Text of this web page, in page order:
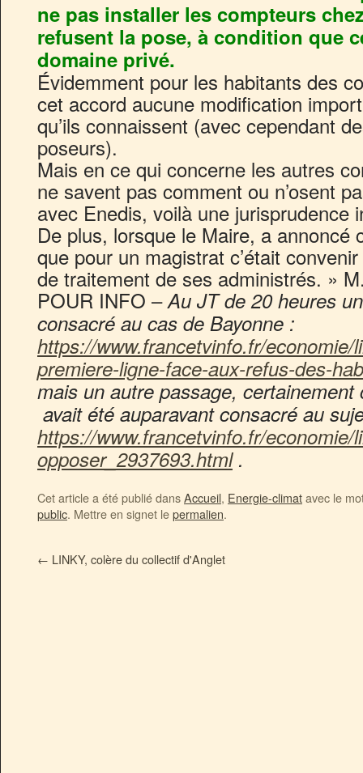
ne pas installer les compteurs
refusent la pose, à condition que
domaine privé.
Évidemment pour les habitants des
cet accord aucune modification
qu’ils connaissent (avec cependant
poseurs).
Mais en ce qui concerne les autres
ne savent pas comment ou n’osent
avec Enedis, voilà une jurisprudence
De plus, lorsque le Maire, a annoncé
que pour un magistrat c’était
de traitement de ses administrés. »
POUR INFO –Au JT de 20 heures
consacré au cas de Bayonne :
https://www.francetvinfo.fr/economie/
premiere-ligne-face-aux-refus-des-
mais un autre passage,
avait été auparavant consacré au
https://www.francetvinfo.fr/economie/
opposer_2937693.html.
Cet article a été publié dansAccueil, Energie-climatavec le
public. Mettre en signet lepermalien.
← LINKY, colère du collectif d'Anglet